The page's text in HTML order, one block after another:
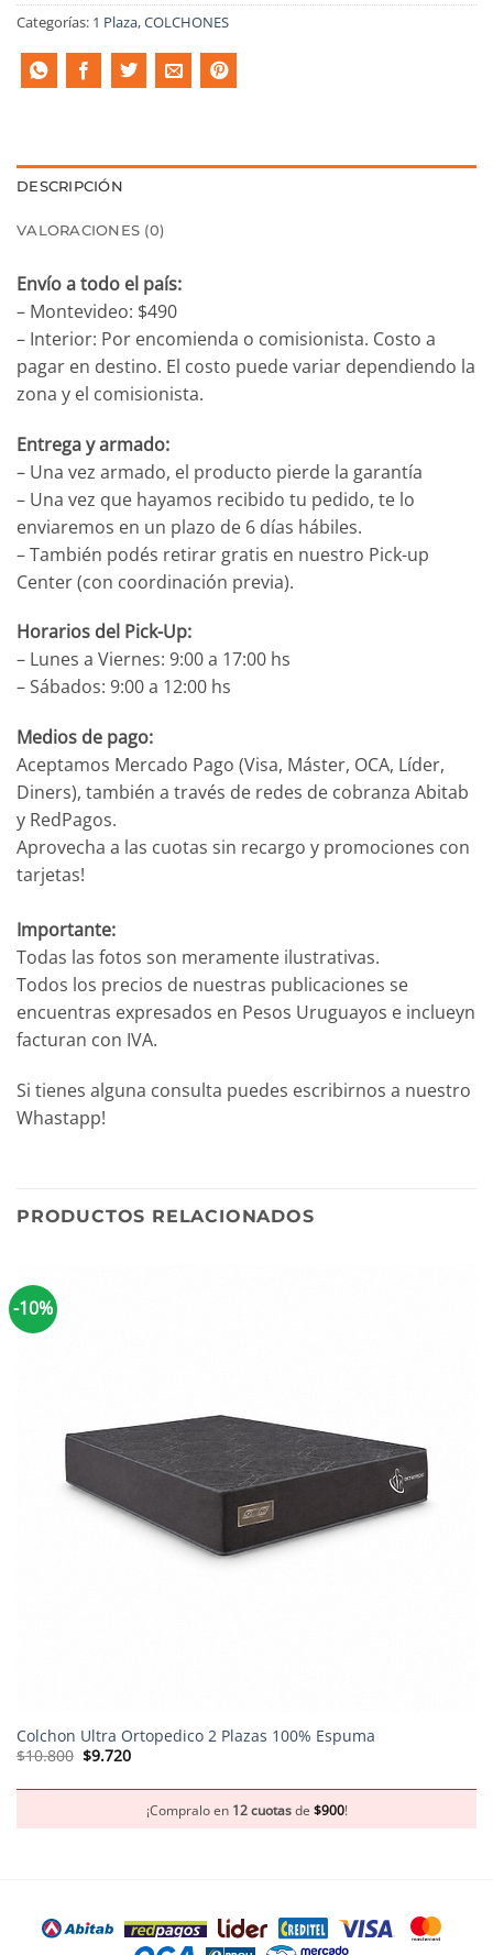
Categorías: 1 Plaza,COLCHONES
DESCRIPCIÓN
VALORACIONES (0)
Envío a todo el país:
– Montevideo: $490
– Interior: Por encomienda o comisionista. Costo a
pagar en destino. El costo puede variar dependiendo la
zona y el comisionista.
Entrega y armado:
– Una vez armado, el producto pierde la garantía
– Una vez que hayamos recibido tu pedido, te lo
enviaremos en un plazo de 6 días hábiles.
– También podés retirar gratis en nuestro Pick-up
Center (con coordinación previa).
Horarios del Pick-Up:
– Lunes a Viernes: 9:00 a 17:00 hs
– Sábados: 9:00 a 12:00 hs
Medios de pago:
Aceptamos Mercado Pago (Visa, Máster, OCA, Líder,
Diners), también a través de redes de cobranza Abitab
y RedPagos.
Aprovecha a las cuotas sin recargo y promociones con
tarjetas!
Importante:
Todas las fotos son meramente ilustrativas.
Todos los precios de nuestras publicaciones se
encuentras expresados en Pesos Uruguayos e inclueyn
facturan con IVA.
Si tienes alguna consulta puedes escribirnos a nuestro
Whastapp!
PRODUCTOS RELACIONADOS
-10%
Colchon Ultra Ortopedico 2 Plazas 100% Espuma
$10.800 El
$9.720El
$9.720.
¡Compralo en 12 cuotasde $900!